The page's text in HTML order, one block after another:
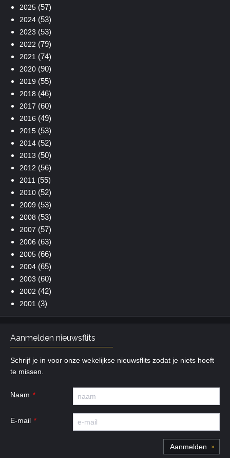
2025(57)
2024(53)
2023 (53)
2022 (79)
2021 (74)
2020(90)
2019 (55)
2018 (46)
2017 (60)
2016 (49)
2015(53)
2014(52)
2013 (50)
2012 (56)
2011 (55)
2010(52)
2009 (53)
2008 (53)
2007 (57)
2006 (63)
2005(66)
2004(65)
2003 (60)
2002 (42)
2001 (3)
Aanmelden nieuwsflits
Schrijf je in voor onze wekelijkse nieuwsflits zodat je niets hoeft
te missen.
Naam
E-mail